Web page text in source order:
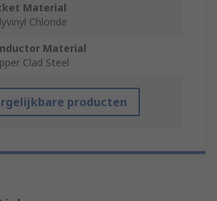
Material
Chloride
Material
Clad Steel
producten